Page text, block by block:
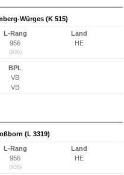
Würges (K 515)
L-Rang
956
(936)
Land
HE
BPL
VB
VB
(L 3319)
L-Rang
956
(936)
Land
HE